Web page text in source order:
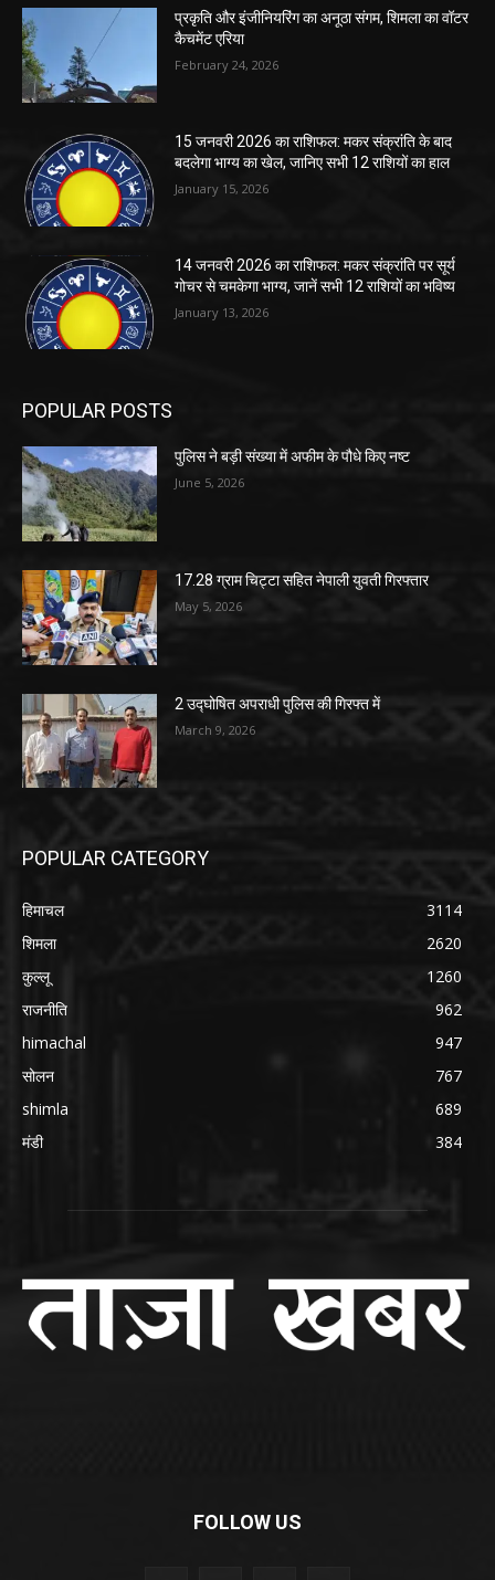
प्रकृति और इंजीनियरिंग का अनूठा संगम, शिमला का वॉटर
कैचमेंट एरिया
February 24, 2026
15 जनवरी 2026 का राशिफल: मकर संक्रांति के बाद
बदलेगा भाग्य का खेल, जानिए सभी 12 राशियों का हाल
January 15, 2026
14 जनवरी 2026 का राशिफल: मकर संक्रांति पर सूर्य
गोचर से चमकेगा भाग्य, जानें सभी 12 राशियों का भविष्य
January 13, 2026
POPULAR POSTS
पुलिस ने बड़ी संख्या में अफीम के पौधे किए नष्ट
June 5, 2026
17.28 ग्राम चिट्टा सहित नेपाली युवती गिरफ्तार
May 5, 2026
2 उद्घोषित अपराधी पुलिस की गिरफ्त में
March 9, 2026
POPULAR CATEGORY
हिमाचल
3114
शिमला
2620
कुल्लू
1260
राजनीति
962
himachal
947
सोलन
767
shimla
689
मंडी
384
FOLLOW US